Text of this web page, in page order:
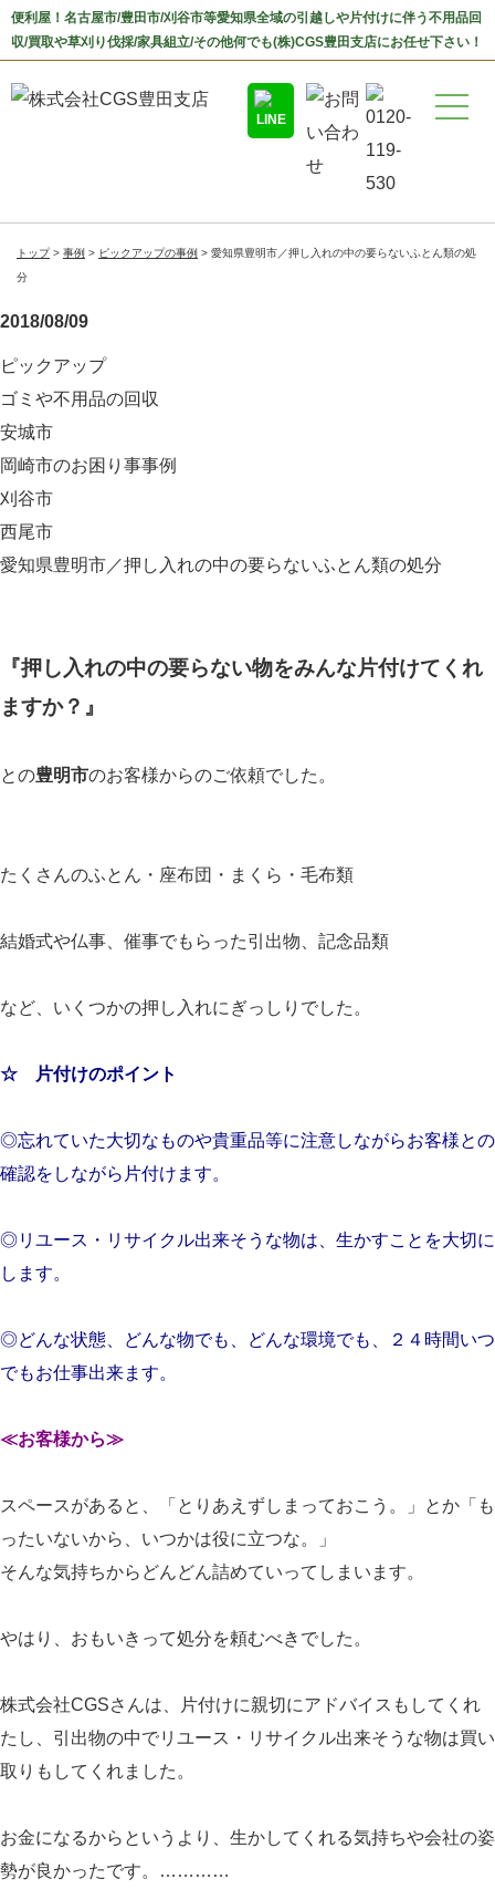
便利屋！名古屋市/豊田市/刈谷市等愛知県全域の引越しや片付けに伴う不用品回
収/買取や草刈り伐採/家具組立/その他何でも(株)CGS豊田支店にお任せ下さい！
トップ 事例 ピックアップの事例
愛知県豊明市／押し入れの中の要らないふとん類の処
分
2018/08/09
ピックアップ
ゴミや不用品の回収
安城市
岡崎市のお困り事事例
刈谷市
西尾市
愛知県豊明市／押し入れの中の要らないふとん類の処分
『押し入れの中の要らない物をみんな片付けてくれ
ますか？』
との豊明市のお客様からのご依頼でした。
たくさんのふとん・座布団・まくら・毛布類
結婚式や仏事、催事でもらった引出物、記念品類
など、いくつかの押し入れにぎっしりでした。
☆ 片付けのポイント
◎忘れていた大切なものや貴重品等に注意しながらお客様との
確認をしながら片付けます。
◎リユース・リサイクル出来そうな物は、生かすことを大切に
します。
◎どんな状態、どんな物でも、どんな環境でも、２４時間いつ
でもお仕事出来ます。
≪お客様から≫
スペースがあると、「とりあえずしまっておこう。」とか「も
ったいないから、いつかは役に立つな。」
そんな気持ちからどんどん詰めていってしまいます。
やはり、おもいきって処分を頼むべきでした。
株式会社CGSさんは、片付けに親切にアドバイスもしてくれ
たし、引出物の中でリユース・リサイクル出来そうな物は買い
取りもしてくれました。
お金になるからというより、生かしてくれる気持ちや会社の姿
勢が良かったです。…………